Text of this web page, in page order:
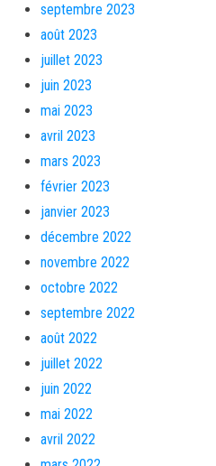
septembre 2023
août 2023
juillet 2023
juin 2023
mai 2023
avril 2023
mars 2023
février 2023
janvier 2023
décembre 2022
novembre 2022
octobre 2022
septembre 2022
août 2022
juillet 2022
juin 2022
mai 2022
avril 2022